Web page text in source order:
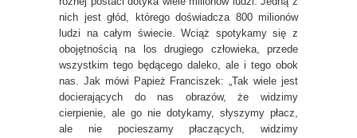
nich jest głód, którego doświadcza 800 milionów
ludzi na całym świecie. Wciąż spotykamy się z
obojętnością na los drugiego człowieka, przede
wszystkim tego będącego daleko, ale i tego obok
nas. Jak mówi Papież Franciszek: „Tak wiele jest
docierających do nas obrazów, że widzimy
cierpienie, ale go nie dotykamy, słyszymy płacz,
ale nie pocieszamy płaczących, widzimy